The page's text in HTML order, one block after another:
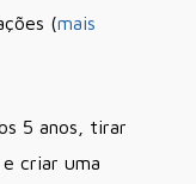
(mais
5 anos, tirar
criar uma